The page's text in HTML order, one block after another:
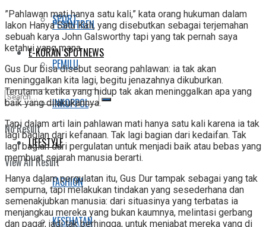
SPORT
E-KORAN SPOTNEWS
No Result
View All Result
PESANTREN
PEMILU
INKOPPOL
LIFESTYLE
FASHION
KESEHATAN
”Pahlawan mati hanya satu kali,” kata orang hukuman dalam
lakon Hanya Satu Kali, yang disebutkan sebagai terje­mahan
sebuah karya John Galsworthy tapi yang tak pernah saya
ketahui yang mana.
Gus Dur bisa disebut seorang pahlawan: ia tak akan
meninggalkan kita lagi, begitu jenazahnya dikuburkan.
Terutama ketika yang hidup tak akan meninggalkan apa yang
baik yang dilakukannya.
Tapi dalam arti lain pahlawan mati hanya satu kali karena ia tak
lagi bagian dari kefanaan. Tak lagi bagian dari kedaifan. Tak
lagi bagian dari pergulatan untuk menjadi baik atau bebas yang
membuat sejarah manusia berarti.
Hanya dalam pergulatan itu, Gus Dur tampak sebagai yang tak
sempurna, tapi melakukan tindakan yang sesederhana dan
semenakjubkan manusia: dari situasinya yang terbatas ia
menjangkau mereka yang bukan kaumnya, melintasi gerbang
dan pagar, jadi tak berhingga, untuk menjabat mere­ka yang di